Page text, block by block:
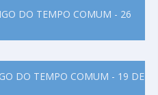
DO TEMPO COMUM - 26
DO TEMPO COMUM - 19 DE